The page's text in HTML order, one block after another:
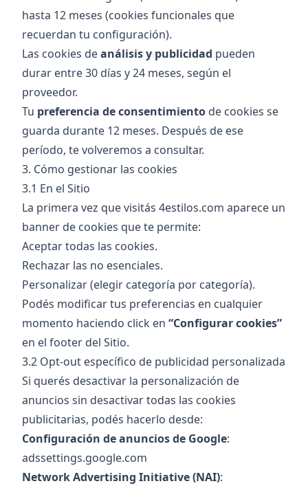
hasta 12 meses (cookies funcionales que
recuerdan tu configuración).
Las cookies deanálisis y publicidad pueden
durar entre 30 días y 24 meses, según el
proveedor.
Tu preferencia de consentimiento de cookies se
guarda durante 12 meses. Después de ese
período, te volveremos a consultar.
3. Cómo gestionar las cookies
3.1 En el Sitio
La primera vez que visitás 4estilos.com aparece un
banner de cookies que te permite:
Aceptar todas las cookies.
Rechazar las no esenciales.
Personalizar (elegir categoría por categoría).
Podés modificar tus preferencias en cualquier
momento haciendo click en “Configurar cookies”
en el footer del Sitio.
3.2 Opt-out específico de publicidad personalizada
Si querés desactivar la personalización de
anuncios sin desactivar todas las cookies
publicitarias, podés hacerlo desde:
Configuración de anuncios de Google:
adssettings.google.com
Network Advertising Initiative (NAI):